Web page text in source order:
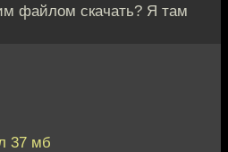
файлом скачать? Я там
37 мб